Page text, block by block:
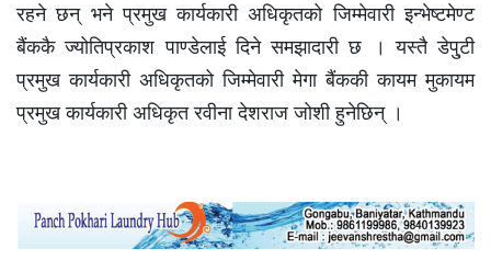
रहने छन् भने प्रमुख कार्यकारी अधिकृतको जिम्मेवारी इन्भेष्टमेण्ट
बैंककै ज्योतिप्रकाश पाण्डेलाई दिने समझादारी छ । यस्तै डेपु्टी
प्रमुख कार्यकारी अधिकृतको जिम्मेवारी मेगा बैंककी कायम मुकायम
प्रमुख कार्यकारी अधिकृत रवीना देशराज जोशी हुनेछिन् ।